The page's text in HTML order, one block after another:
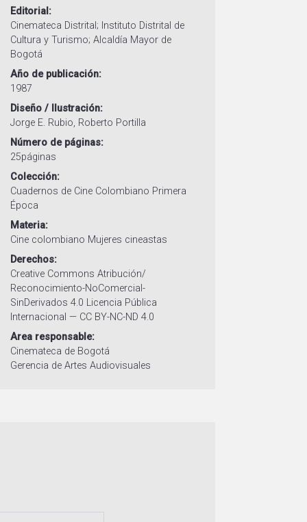
Editorial
Cinemateca Distrital; Instituto Distrital de
Cultura y Turismo; Alcaldía Mayor de
Bogotá
Año de publicación
1987
Diseño / Ilustración
Jorge E. Rubio, Roberto Portilla
Número de páginas
25páginas
Colección
Cuadernos de Cine Colombiano Primera
Época
Materia
Cine colombiano Mujeres cineastas
Derechos
Creative Commons Atribución/
Reconocimiento-NoComercial-
SinDerivados 4.0 Licencia Pública
Internacional — CC BY-NC-ND 4.0
Area responsable
Cinemateca de Bogotá
Gerencia de Artes Audiovisuales